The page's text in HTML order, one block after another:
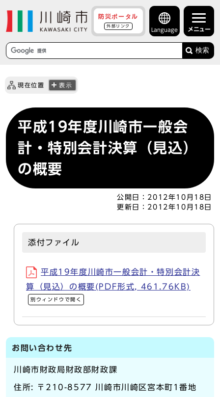
防災ポータル
外部リンク
Language メニュー
検索
現在位置 表示
平成19年度川崎市一般会
計・特別会計決算（見込）
の概要
公開日： 2012年10月18日
更新日： 2012年10月18日
添付ファイル
平成19年度川崎市一般会計・特別会計決
算（見込）の概要(PDF形式, 461.76KB)
別ウィンドウで開く
お問い合わせ先
川崎市財政局財政部財政課
住所: 〒210-8577 川崎市川崎区宮本町1番地